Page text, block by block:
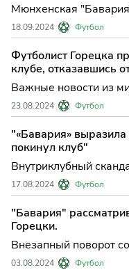
Мюнхенская
поражение
тура основного
Встреча, прошедшая
18.09.2024 Футбол
Футболист Горецка
клубе, отказавшись
Важные новости из
«Баварии» Леон
американскую МЛС.
«Шарлотт» проявлял
приобретению игрока.
23.08.2024 Футбол
"«Бавария»
покинул клуб"
Внутриклубный
Леон Горецка может
«Баварии». По
мюнхенцев
тот покинул команду.
17.08.2024 Футбол
"Бавария"
Горецки.
Внезапный поворот
полузащитник Леон
03.08.2024 Футбол